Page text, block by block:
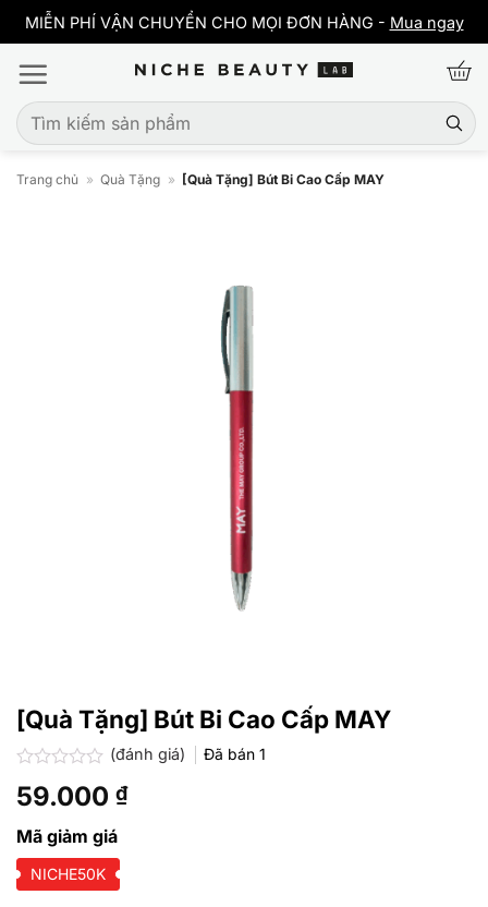
qua
nội
MIỄN PHÍ VẬN CHUYỂN CHO MỌI ĐƠN HÀNG - Mua ngay
Tìm
kiếm:
Trang chủ » Quà Tặng » [Quà Tặng] Bút Bi Cao Cấp MAY
[Quà Tặng] Bút Bi Cao Cấp MAY
xếp
0.0
sao
(đánh giá) Đã bán 1
59.000 ₫
Mã giảm giá
NICHE50K